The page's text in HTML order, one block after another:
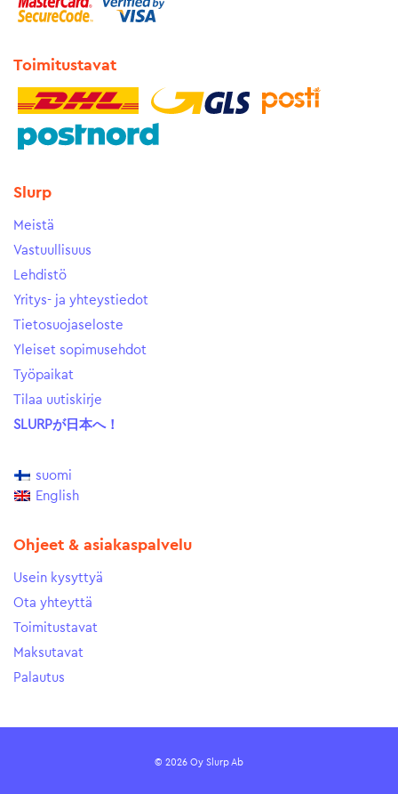
Toimitustavat
Slurp
Meistä
Vastuullisuus
Lehdistö
Yritys- ja yhteystiedot
Tietosuojaseloste
Yleiset sopimusehdot
Työpaikat
Tilaa uutiskirje
SLURPが日本へ！
suomi
English
Ohjeet & asiakaspalvelu
Usein kysyttyä
Ota yhteyttä
Toimitustavat
Maksutavat
Palautus
© 2026 Oy Slurp Ab